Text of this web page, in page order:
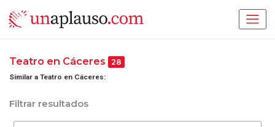
Teatro en Cáceres 28
Similar a Teatro en Cáceres:
Filtrar resultados